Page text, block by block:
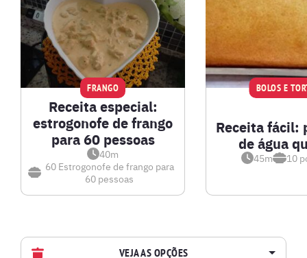
FRANGO
Receita especial:
estrogonofe de frango
para 60 pessoas
40m
60 Estrogonofe de frango para
60 pessoas
BOLOS E
Receita fácil:
de água
45m 10
VEJA AS OPÇÕES